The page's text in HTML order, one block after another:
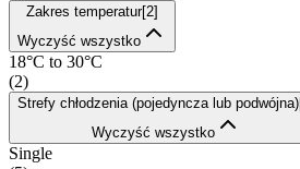
Zakres temperatur[2]
Wyczyść wszystko
18°C to 30°C
(2)
Strefy chłodzenia (pojedyncza lub podwójna)
Wyczyść wszystko
Single